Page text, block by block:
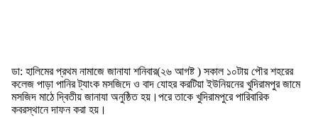
ডা: হালিমের প্রথম নামাজে জানাযা শনিবার(২৬ আগষ্ট ) সকাল ১০টায় পৌর শহরের
কলেজ পাড়া পানির ট্যাংক মসজিদে ও বাদ যোহর করটিয়া ইউনিয়নের খুদিরামপুর জামে
মসজিদ মাঠে দ্বিতীয় জানাযা অনুষ্ঠিত হয়।পরে তাকে খুদিরামপুরে পারিবারিক
কবরস্থানে দাফন করা হয়।